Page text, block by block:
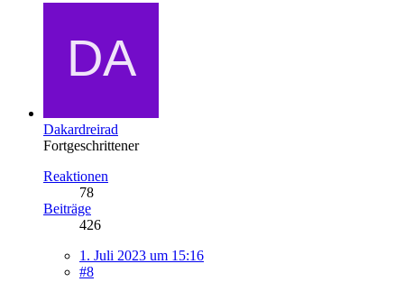
Dakardreirad
Fortgeschrittener
Reaktionen
78
Beiträge
426
1. Juli 2023 um 15:16
#8